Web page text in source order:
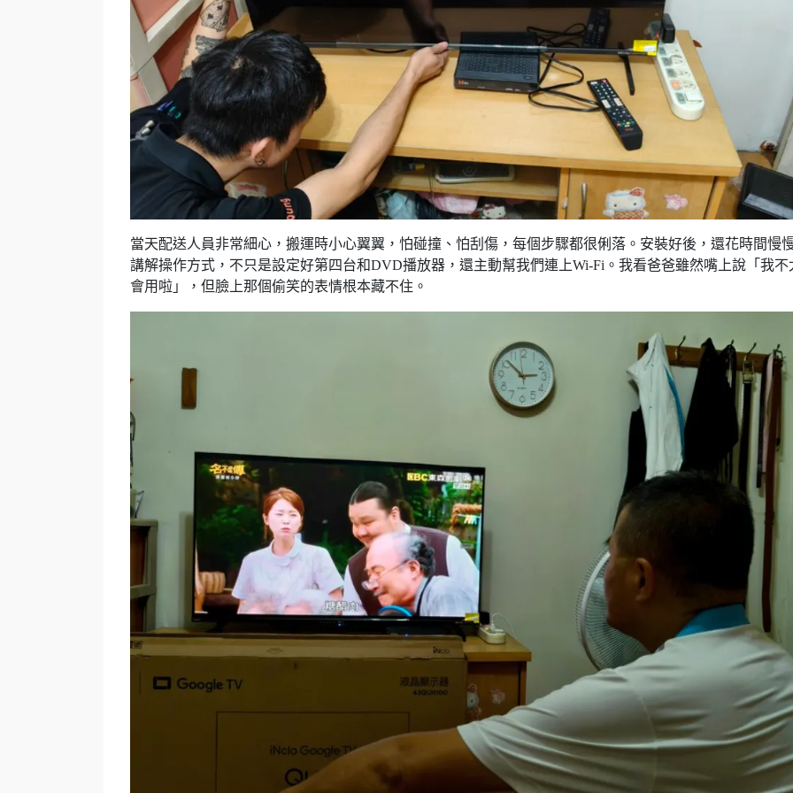
當天配送人員非常細心，搬運時小心翼翼，怕碰撞、怕刮傷，每個步驟都很俐落。安裝好後，還花時間慢
講解操作方式，不只是設定好第四台和DVD播放器，還主動幫我們連上Wi-Fi。我看爸爸雖然嘴上說「我不
會用啦」，但臉上那個偷笑的表情根本藏不住。